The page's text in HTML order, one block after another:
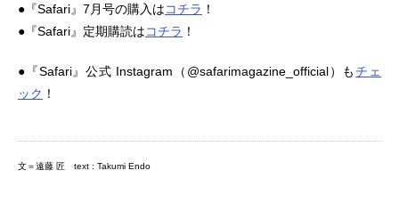
●『Safari』7月号の購入はコチラ ！
●『Safari』定期購読はコチラ ！
●『Safari』公式 Instagram（@safarimagazine_official）もチェ
ック ！
文＝遠藤 匠 text : Takumi Endo